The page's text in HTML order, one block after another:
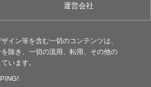
運営会社
イン等を含む⼀切のコンテンツは、
除き、⼀切の流用、転⽤、その他の
います。